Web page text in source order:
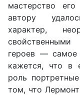
мастерство
автору
характер,
героев — самое
кажется, что в
роль
том, что